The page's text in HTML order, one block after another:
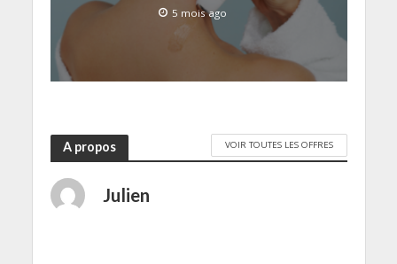
5 mois ago
A propos VOIR TOUTES LES OFFRES
Julien